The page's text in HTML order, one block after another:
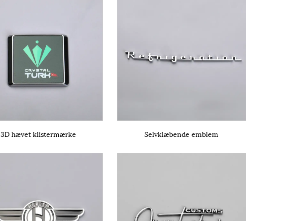
3D hævet klistermærke Selvklæbende emblem